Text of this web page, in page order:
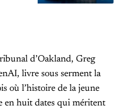
d’Oakland, Greg
livre sous serment la
où l’histoire de la jeune
en huit dates qui méritent